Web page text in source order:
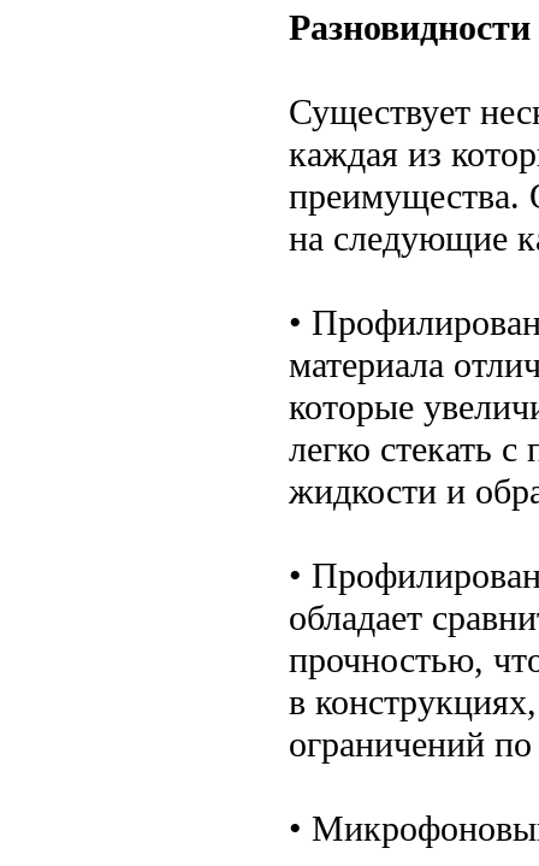
Разновидности
Существует
каждая из
преимущества.
на следующие
•
материала
которые
легко стекать
жидкости и
•
обладает
прочностью,
в
ограничений по
•